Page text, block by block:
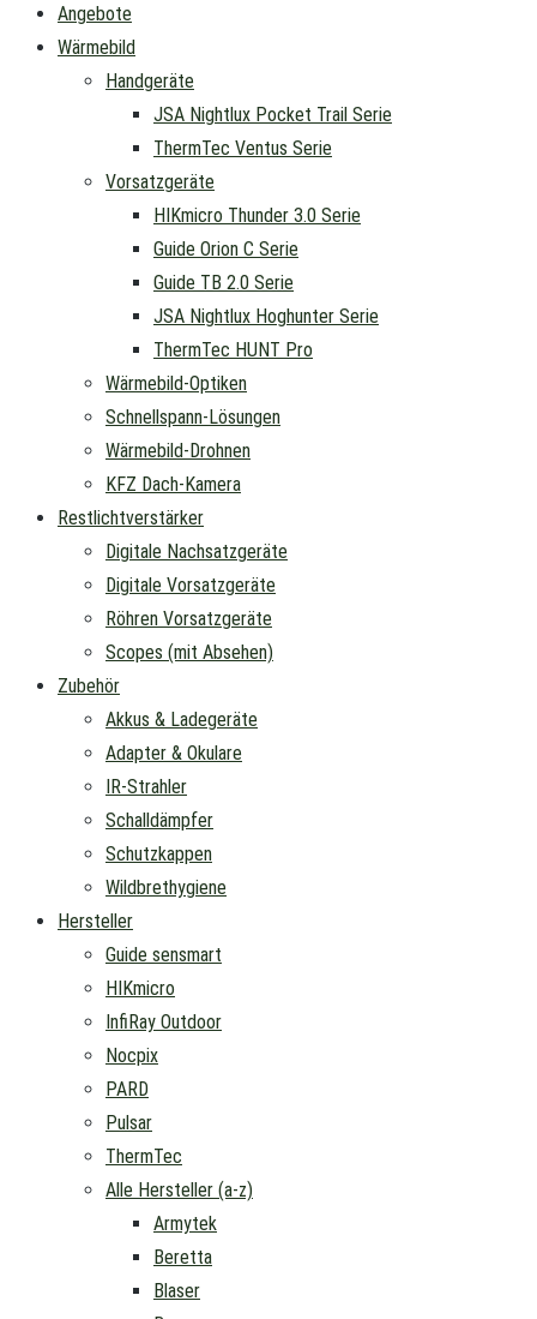
Angebote
Wärmebild
Handgeräte
JSA Nightlux Pocket Trail Serie
ThermTec Ventus Serie
Vorsatzgeräte
HIKmicro Thunder 3.0 Serie
Guide Orion C Serie
Guide TB 2.0 Serie
JSA Nightlux Hoghunter Serie
ThermTec HUNT Pro
Wärmebild-Optiken
Schnellspann-Lösungen
Wärmebild-Drohnen
KFZ Dach-Kamera
Restlichtverstärker
Digitale Nachsatzgeräte
Digitale Vorsatzgeräte
Röhren Vorsatzgeräte
Scopes (mit Absehen)
Zubehör
Akkus & Ladegeräte
Adapter & Okulare
IR-Strahler
Schalldämpfer
Schutzkappen
Wildbrethygiene
Hersteller
Guide sensmart
HIKmicro
InfiRay Outdoor
Nocpix
PARD
Pulsar
ThermTec
Alle Hersteller (a-z)
Armytek
Beretta
Blaser